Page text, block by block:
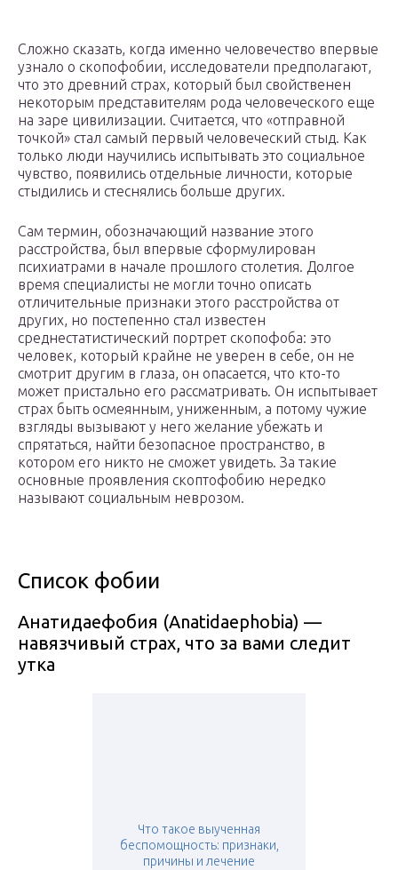
Сложно сказать, когда именно человечество впервые
узнало о скопофобии, исследователи предполагают,
что это древний страх, который был свойственен
некоторым представителям рода человеческого еще
на заре цивилизации. Считается, что «отправной
точкой» стал самый первый человеческий стыд. Как
только люди научились испытывать это социальное
чувство, появились отдельные личности, которые
стыдились и стеснялись больше других.
Сам термин, обозначающий название этого
расстройства, был впервые сформулирован
психиатрами в начале прошлого столетия. Долгое
время специалисты не могли точно описать
отличительные признаки этого расстройства от
других, но постепенно стал известен
среднестатистический портрет скопофоба: это
человек, который крайне не уверен в себе, он не
смотрит другим в глаза, он опасается, что кто-то
может пристально его рассматривать. Он испытывает
страх быть осмеянным, униженным, а потому чужие
взгляды вызывают у него желание убежать и
спрятаться, найти безопасное пространство, в
котором его никто не сможет увидеть. За такие
основные проявления скоптофобию нередко
называют социальным неврозом.
Список фобии
Анатидаефобия (Anatidaephobia) —
навязчивый страх, что за вами следит
утка
Что такое выученная
беспомощность: признаки,
причины и лечение